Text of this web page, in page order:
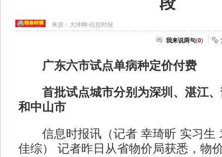
来源： 大洋网-信息时报
我来说两句(0)
广东六市试点单病种定价付费
首批试点城市分别为深圳、湛江、
和中山市
信息时报讯（记者 幸琦昕 实习生
佳综） 记者昨日从省物价局获悉，物